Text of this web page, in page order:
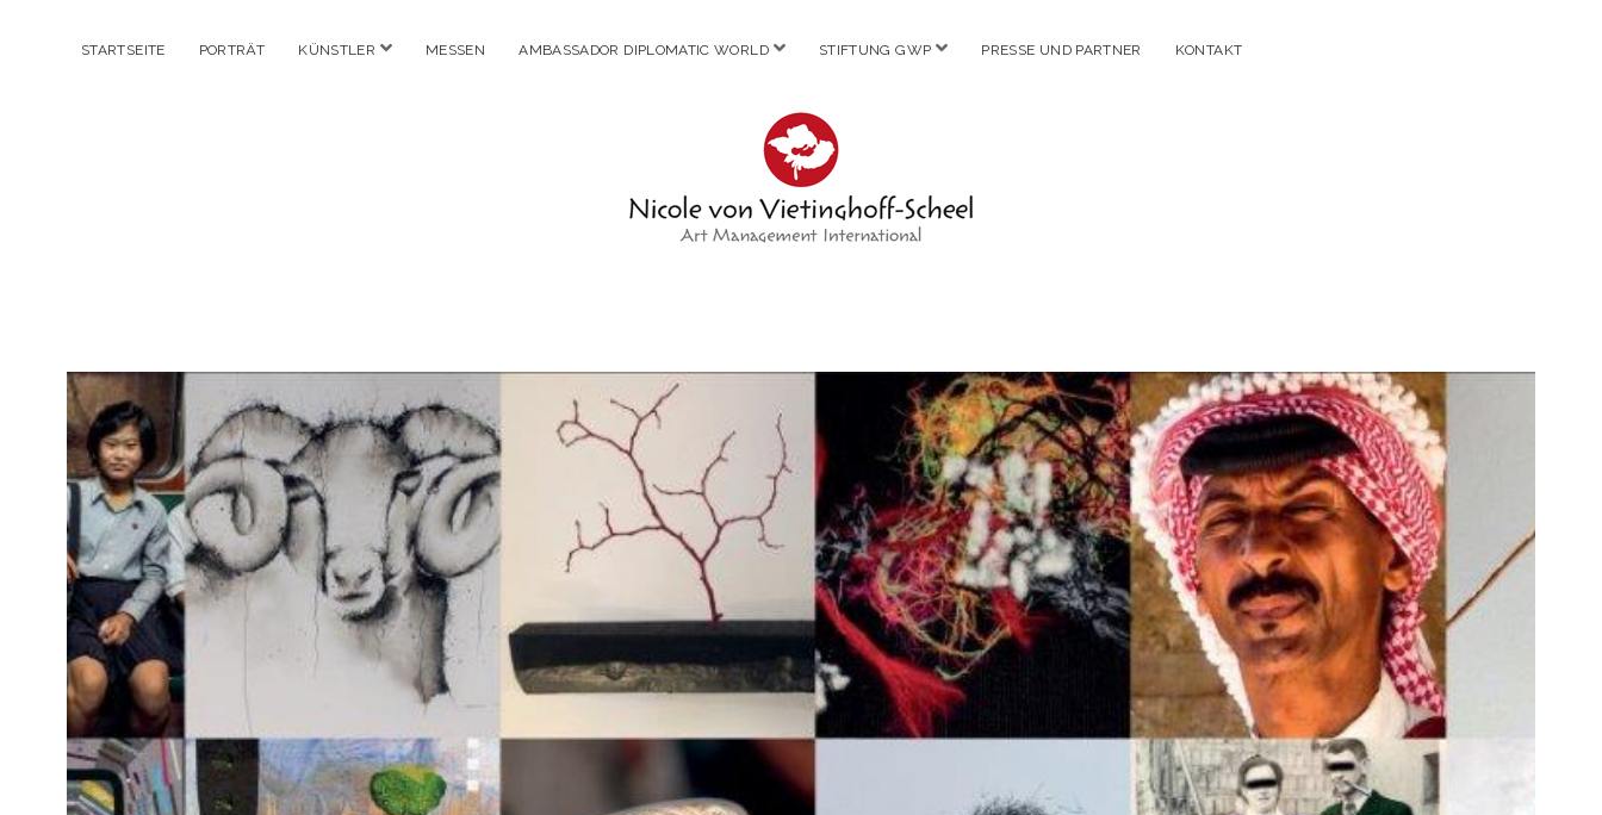
STARTSEITE PORTRÄT KÜNSTLER MenüMESSEN AMBASSADOR DIPLOMATIC WORLD Menü
STIFTUNG GWP MenüPRESSE UND PARTNER KONTAKT
von
Vietinghoff
Scheel